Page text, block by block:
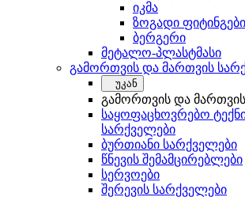
იკმა
ზოგადი ფიტინგები
ბერგერი
მეტალო-პლასტმასი
გამორთვის და მართვის
უკან
გამორთვის და
საყოფაცხოვრებო
სარქველები
ბურთიანი სარქველები
წნევის შემამცირებლები
სერვოები
შერევის სარქველები